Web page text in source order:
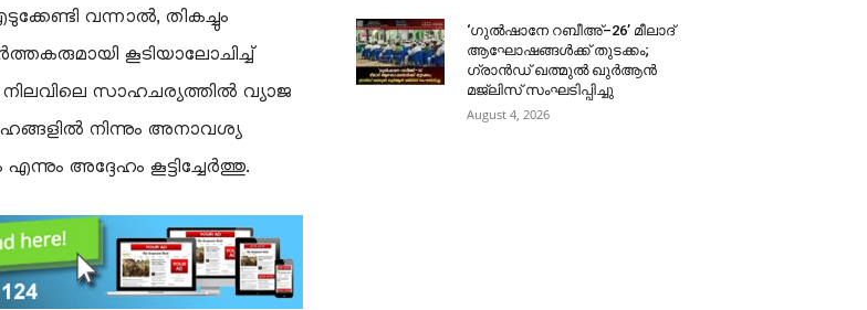
വന്നാൽ, തികച്ചും
കൂടിയാലോചിച്ച്
സാഹചര്യത്തിൽ വ്യാജ
നിന്നും അനാവശ്യ
അദ്ദേഹം കൂട്ടിച്ചേർത്തു.
‘ഗുൽഷാനേ റബീഅ്–26’ മീലാദ്
ആഘോഷങ്ങൾക്ക് തുടക്കം;
ഗ്രാൻഡ് ഖത്മുൽ ഖുർആൻ
മജ്‌ലിസ് സംഘടിപ്പിച്ചു
August 4, 2026